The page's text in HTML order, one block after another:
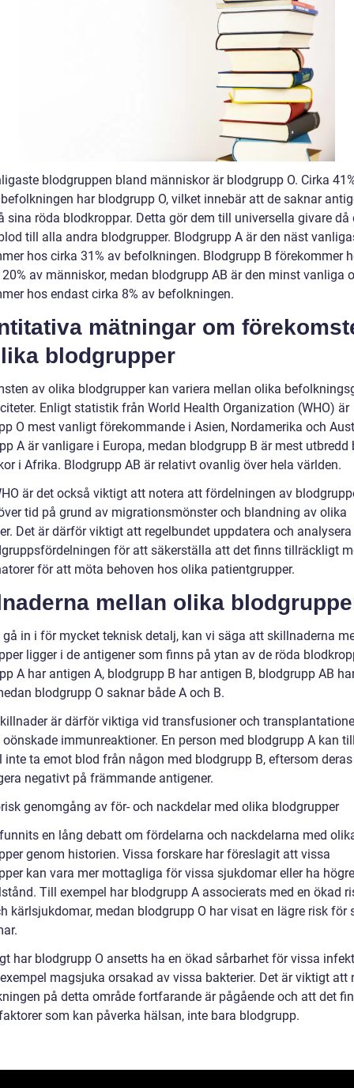
blodgruppen bland människor är blodgrupp O. Cirka
har blodgrupp O, vilket innebär att de saknar
sina röda blodkroppar. Detta gör dem till universella givare då
till alla andra blodgrupper. Blodgrupp A är den näst
hos cirka 31% av befolkningen. Blodgrupp B förekommer
av människor, medan blodgrupp AB är den minst vanliga
hos endast cirka 8% av befolkningen.
mätningar om
blodgrupper
av olika blodgrupper kan variera mellan olika
Enligt statistik från World Health Organization (WHO) är
O mest vanligt förekommande i Asien, Nordamerika och
A är vanligare i Europa, medan blodgrupp B är mest utbredd
i Afrika. Blodgrupp AB är relativt ovanlig över hela världen.
är det också viktigt att notera att fördelningen av
tid på grund av migrationsmönster och blandning av olika
Det är därför viktigt att regelbundet uppdatera och
för att säkerställa att det finns tillräckligt
för att möta behoven hos olika patientgrupper.
mellan olika
gå in i för mycket teknisk detalj, kan vi säga att skillnaderna
ligger i de antigener som finns på ytan av de röda
A har antigen A, blodgrupp B har antigen B, blodgrupp AB
blodgrupp O saknar både A och B.
är därför viktiga vid transfusioner och
immunreaktioner. En person med blodgrupp A kan
inte ta emot blod från någon med blodgrupp B, eftersom
negativt på främmande antigener.
genomgång av för- och nackdelar med olika blodgrupper
en lång debatt om fördelarna och nackdelarna med
genom historien. Vissa forskare har föreslagit att vissa
kan vara mer mottagliga för vissa sjukdomar eller ha
Till exempel har blodgrupp A associerats med en ökad
kärlsjukdomar, medan blodgrupp O har visat en lägre risk för
har blodgrupp O ansetts ha en ökad sårbarhet för vissa
magsjuka orsakad av vissa bakterier. Det är viktigt att
på detta område fortfarande är pågående och att det
som kan påverka hälsan, inte bara blodgrupp.